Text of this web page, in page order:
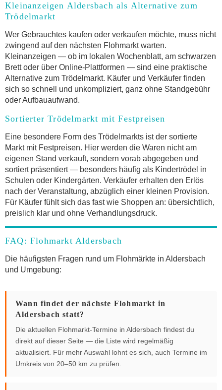
Kleinanzeigen Aldersbach als Alternative zum
Trödelmarkt
Wer Gebrauchtes kaufen oder verkaufen möchte, muss nicht
zwingend auf den nächsten Flohmarkt warten.
Kleinanzeigen — ob im lokalen Wochenblatt, am schwarzen
Brett oder über Online-Plattformen — sind eine praktische
Alternative zum Trödelmarkt. Käufer und Verkäufer finden
sich so schnell und unkompliziert, ganz ohne Standgebühr
oder Aufbauaufwand.
Sortierter Trödelmarkt mit Festpreisen
Eine besondere Form des Trödelmarkts ist der sortierte
Markt mit Festpreisen. Hier werden die Waren nicht am
eigenen Stand verkauft, sondern vorab abgegeben und
sortiert präsentiert — besonders häufig als Kindertrödel in
Schulen oder Kindergärten. Verkäufer erhalten den Erlös
nach der Veranstaltung, abzüglich einer kleinen Provision.
Für Käufer fühlt sich das fast wie Shoppen an: übersichtlich,
preislich klar und ohne Verhandlungsdruck.
FAQ: Flohmarkt Aldersbach
Die häufigsten Fragen rund um Flohmärkte in Aldersbach
und Umgebung:
Wann findet der nächste Flohmarkt in
Aldersbach statt?
Die aktuellen Flohmarkt-Termine in Aldersbach findest du
direkt auf dieser Seite — die Liste wird regelmäßig
aktualisiert. Für mehr Auswahl lohnt es sich, auch Termine im
Umkreis von 20–50 km zu prüfen.